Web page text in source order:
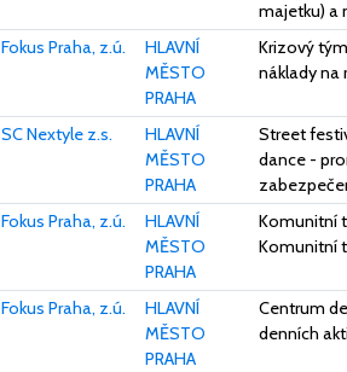
majetku) a
Fokus Praha, z.ú.
HLAVNÍ
MĚSTO
PRAHA
Krizový
náklady na
SC Nextyle z.s.
HLAVNÍ
MĚSTO
PRAHA
Street
dance -
Fokus Praha, z.ú.
HLAVNÍ
MĚSTO
PRAHA
Komunitní
Komunitní
Fokus Praha, z.ú.
HLAVNÍ
MĚSTO
PRAHA
Centrum
denních